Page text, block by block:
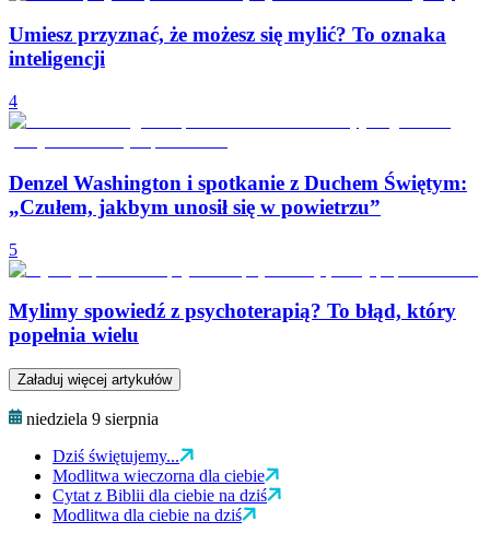
Umiesz przyznać, że możesz się mylić? To oznaka
inteligencji
4
Denzel Washington i spotkanie z Duchem Świętym:
„Czułem, jakbym unosił się w powietrzu”
5
Mylimy spowiedź z psychoterapią? To błąd, który
popełnia wielu
Załaduj więcej artykułów
niedziela 9 sierpnia
Dziś świętujemy...
Modlitwa wieczorna dla ciebie
Cytat z Biblii dla ciebie na dziś
Modlitwa dla ciebie na dziś